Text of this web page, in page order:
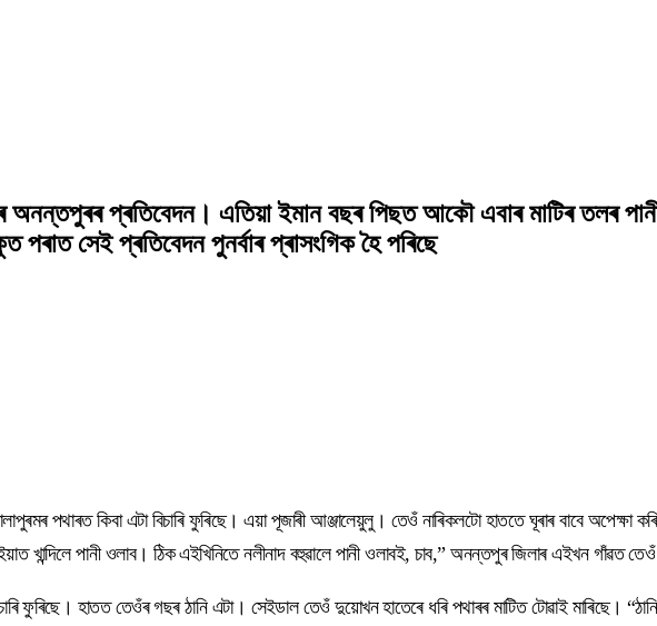
প্ৰতিবেদন। এতিয়া ইমান বছৰ পিছত আকৌ এবাৰ মাটিৰ তলৰ
সেই প্ৰতিবেদন পুনৰ্বাৰ প্ৰাসংগিক হৈ পৰিছে
পথাৰত কিবা এটা বিচাৰি ফুৰিছে। এয়া পূজাৰী আঞ্জালেয়ুলু। তেওঁ নাৰিকলটো হাততে ঘূৰাৰ বাবে অপেক্ষা
খান্দিলে পানী ওলাব। ঠিক এইখিনিতে নলীনাদ বহুৱালে পানী ওলাবই, চাব,” অনন্তপুৰ জিলাৰ এইখন গাঁৱত
ফুৰিছে। হাতত তেওঁৰ গছৰ ঠানি এটা। সেইডাল তেওঁ দুয়োখন হাতেৰে ধৰি পথাৰৰ মাটিত টোৱাই মাৰিছে।